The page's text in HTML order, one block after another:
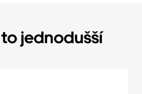
jednodušší